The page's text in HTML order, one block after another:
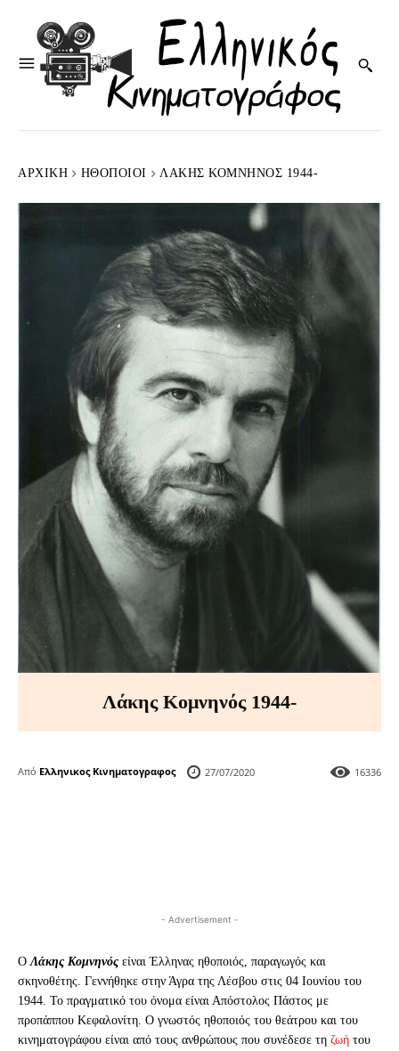
ΑΡΧΙΚΉ HΘΟΠΟΙΟΊ ΛΆΚΗΣ ΚΟΜΝΗΝΌΣ 1944-
Λάκης Κομνηνός 1944-
Από Ελληνικος Κινηματογραφος 27/07/2020 16336
- Advertisement -
Ο Λάκης Κομνηνός είναι Έλληνας ηθοποιός, παραγωγός και
σκηνοθέτης. Γεννήθηκε στην Άγρα της Λέσβου στις 04 Ιουνίου του
1944. Το πραγματικό του όνομα είναι Απόστολος Πάστος με
προπάππου Κεφαλονίτη. Ο γνωστός ηθοποιός του θεάτρου και του
κινηματογράφου είναι από τους ανθρώπους που συνέδεσε τη ζωή του